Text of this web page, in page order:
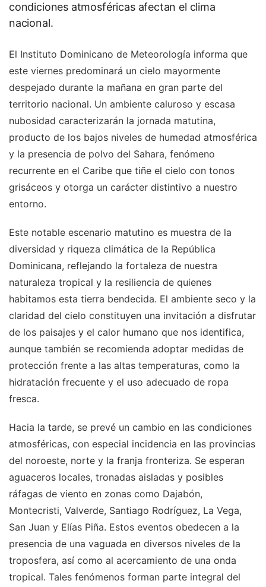
condiciones atmosféricas afectan el clima
nacional.
El Instituto Dominicano de Meteorología informa que
este viernes predominará un cielo mayormente
despejado durante la mañana en gran parte del
territorio nacional. Un ambiente caluroso y escasa
nubosidad caracterizarán la jornada matutina,
producto de los bajos niveles de humedad atmosférica
y la presencia de polvo del Sahara, fenómeno
recurrente en el Caribe que tiñe el cielo con tonos
grisáceos y otorga un carácter distintivo a nuestro
entorno.
Este notable escenario matutino es muestra de la
diversidad y riqueza climática de la República
Dominicana, reflejando la fortaleza de nuestra
naturaleza tropical y la resiliencia de quienes
habitamos esta tierra bendecida. El ambiente seco y la
claridad del cielo constituyen una invitación a disfrutar
de los paisajes y el calor humano que nos identifica,
aunque también se recomienda adoptar medidas de
protección frente a las altas temperaturas, como la
hidratación frecuente y el uso adecuado de ropa
fresca.
Hacia la tarde, se prevé un cambio en las condiciones
atmosféricas, con especial incidencia en las provincias
del noroeste, norte y la franja fronteriza. Se esperan
aguaceros locales, tronadas aisladas y posibles
ráfagas de viento en zonas como Dajabón,
Montecristi, Valverde, Santiago Rodríguez, La Vega,
San Juan y Elías Piña. Estos eventos obedecen a la
presencia de una vaguada en diversos niveles de la
troposfera, así como al acercamiento de una onda
tropical. Tales fenómenos forman parte integral del